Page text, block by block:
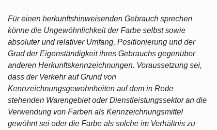
Für einen herkunftshinweisenden Gebrauch sprechen
könne die Ungewöhnlichkeit der Farbe selbst sowie
absoluter und relativer Umfang, Positionierung und der
Grad der Eigenständigkeit ihres Gebrauchs gegenüber
anderen Herkunftskennzeichnungen. Voraussetzung sei,
dass der Verkehr auf Grund von
Kennzeichnungsgewohnheiten auf dem in Rede
stehenden Warengebiet oder Dienstleistungssektor an die
Verwendung von Farben als Kennzeichnungsmittel
gewöhnt sei oder die Farbe als solche im Verhältnis zu